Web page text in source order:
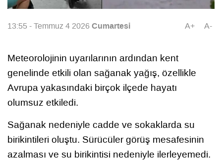
13:55 - Temmuz 4 2026 Cumartesi A+ A-
Meteorolojinin uyarılarının ardından kent
genelinde etkili olan sağanak yağış, özellikle
Avrupa yakasındaki birçok ilçede hayatı
olumsuz etkiledi.
Sağanak nedeniyle cadde ve sokaklarda su
birikintileri oluştu. Sürücüler görüş mesafesinin
azalması ve su birikintisi nedeniyle ilerleyemedi.